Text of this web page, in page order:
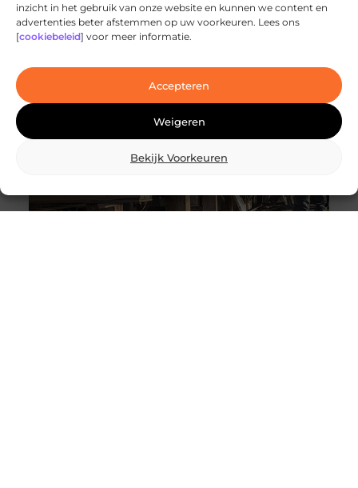
inzicht in het gebruik van onze website en kunnen we content en
advertenties beter afstemmen op uw voorkeuren. Lees ons
[cookiebeleid] voor meer informatie.
Accepteren
Weigeren
Bekijk Voorkeuren
Ontdek de innovatieve behandelingen in
jouw stad
laserbehandelingen in Den Haag? Dan ben je hier